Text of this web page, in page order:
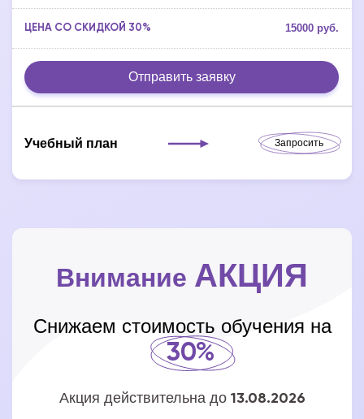
15000 руб.
Отправить заявку
Учебный план Запросить
Внимание АКЦИЯ
Снижаем стоимость обучения на
30%
Акция действительна до 13.08.2026